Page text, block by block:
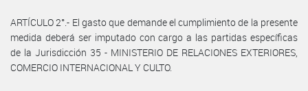
ARTÍCULO 2°.- El gasto que demande el cumplimiento de la presente
medida deberá ser imputado con cargo a las partidas específicas
de la Jurisdicción 35 - MINISTERIO DE RELACIONES EXTERIORES,
COMERCIO INTERNACIONAL Y CULTO.